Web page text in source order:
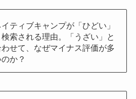
イティブキャンプが「ひどい」
検索される理由。「うざい」と
せて、なぜマイナス評価が多
か？